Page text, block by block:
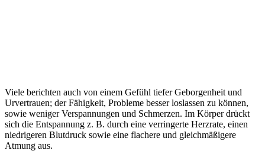
Viele berichten auch von einem Gefühl tiefer Geborgenheit und
Urvertrauen; der Fähigkeit, Probleme besser loslassen zu können,
sowie weniger Verspannungen und Schmerzen. Im Körper drückt
sich die Entspannung z. B. durch eine verringerte Herzrate, einen
niedrigeren Blutdruck sowie eine flachere und gleichmäßigere
Atmung aus.